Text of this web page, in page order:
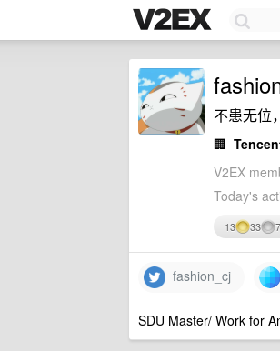
不患无位
🏢
V2EX
Today's
13 33
fashion_cj
SDU Master/ Work for